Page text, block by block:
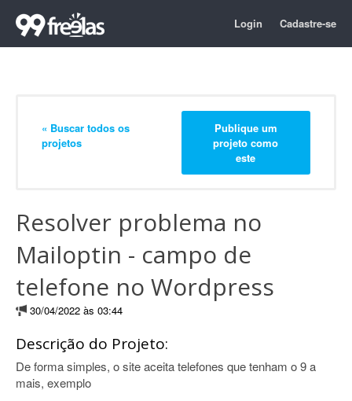
Login Cadastre-se
« Buscar todos os
projetos
Publique um
projeto como
este
Resolver problema no
Mailoptin - campo de
telefone no Wordpress
30/04/2022 às 03:44
Descrição do Projeto:
De forma simples, o site aceita telefones que tenham o 9 a
mais, exemplo